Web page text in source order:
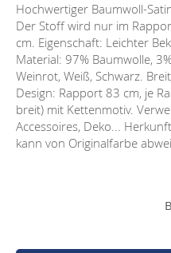
Hochwertiger Baumwoll-
Der Stoff wird nur im
cm. Eigenschaft: Leichter
Material: 97% Baumwolle,
Weinrot, Weiß, Schwarz.
Design: Rapport 83 cm, je
breit) mit Kettenmotiv.
Accessoires, Deko...
kann von Originalfarbe